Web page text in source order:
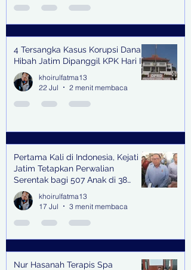
4 Tersangka Kasus Korupsi Dana
Hibah Jatim Dipanggil KPK Hari Ini
khoirulfatma13
22 Jul
2 menit membaca
Pertama Kali di Indonesia, Kejati
Jatim Tetapkan Perwalian
Serentak bagi 507 Anak di 38
Kabupaten & Kota
khoirulfatma13
17 Jul
3 menit membaca
Nur Hasanah Terapis Spa